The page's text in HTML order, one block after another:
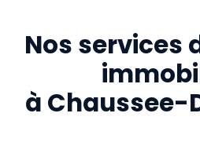
Nos services
à Chaussee-